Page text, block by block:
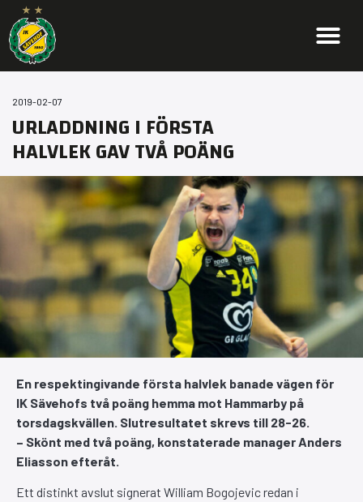
2019-02-07
URLADDNING I FÖRSTA
HALVLEK GAV TVÅ POÄNG
En respektingivande första halvlek banade vägen för
IK Sävehofs två poäng hemma mot Hammarby på
torsdagskvällen. Slutresultatet skrevs till 28-26.
– Skönt med två poäng, konstaterade manager Anders
Eliasson efteråt.
Ett distinkt avslut signerat William Bogojevic redan i